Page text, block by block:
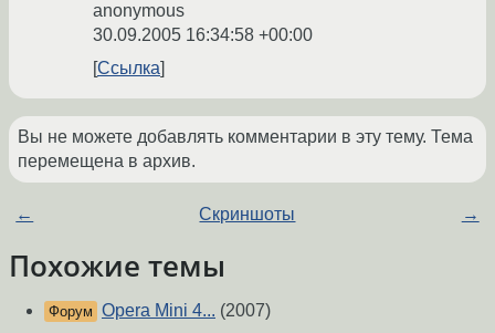
anonymous
30.09.2005 16:34:58 +00:00
Ссылка
Вы не можете добавлять комментарии в эту тему. Тема
перемещена в архив.
← Скриншоты →
Похожие темы
Форум Opera Mini 4... (2007)